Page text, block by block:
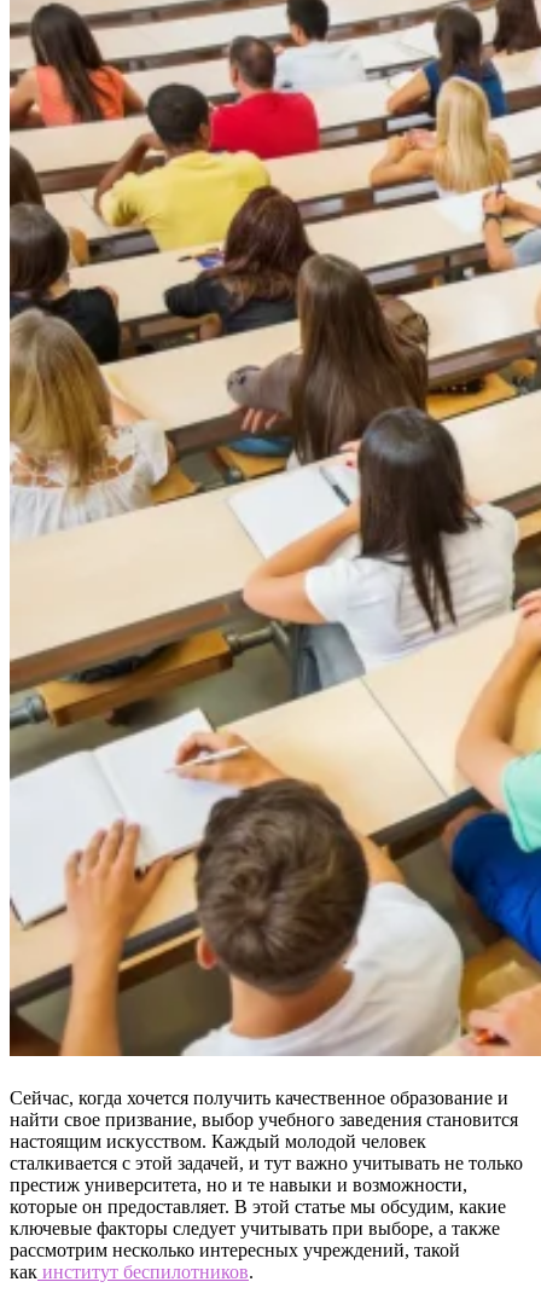
Сейчас, когда хочется получить качественное образование и
найти свое призвание, выбор учебного заведения становится
настоящим искусством. Каждый молодой человек
сталкивается с этой задачей, и тут важно учитывать не только
престиж университета, но и те навыки и возможности,
которые он предоставляет. В этой статье мы обсудим, какие
ключевые факторы следует учитывать при выборе, а также
рассмотрим несколько интересных учреждений, такой
как институт беспилотников.